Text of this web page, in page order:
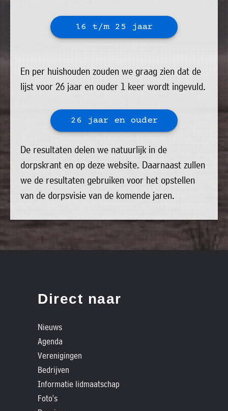
16 t/m 25 jaar
En per huishouden zouden we graag zien dat de
lijst voor 26 jaar en ouder 1 keer wordt ingevuld.
26 jaar en ouder
De resultaten delen we natuurlijk in de
dorpskrant en op deze website. Daarnaast zullen
we de resultaten gebruiken voor het opstellen
van de dorpsvisie van de komende jaren.
Direct naar
Nieuws
Agenda
Verenigingen
Bedrijven
Informatie lidmaatschap
Foto's
Historische
verhalen
Contact
Nieuwsbrieven
Opsterland